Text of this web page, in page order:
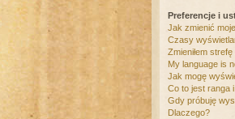
Preferencje i
Jak zmienić
Czasy
Zmieniłem
My language is
Jak mogę
Co to jest ranga
Gdy próbuję
Dlaczego?